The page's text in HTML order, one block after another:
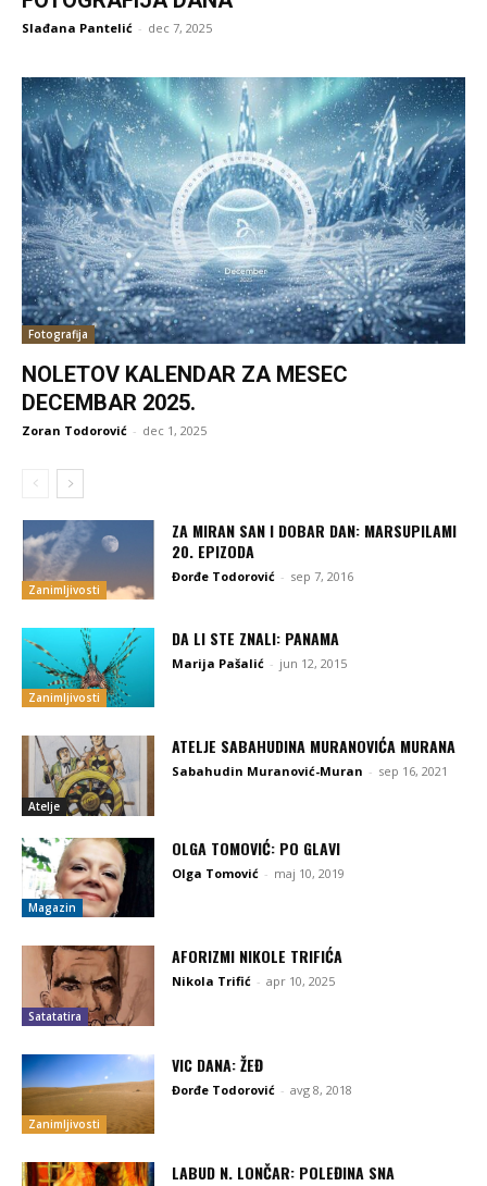
Slađana Pantelić - dec 7, 2025
Fotografija
NOLETOV KALENDAR ZA MESEC
DECEMBAR 2025.
Zoran Todorović - dec 1, 2025
Zanimljivosti
ZA MIRAN SAN I DOBAR DAN: MARSUPILAMI
20. EPIZODA
Đorđe Todorović - sep 7, 2016
Zanimljivosti
DA LI STE ZNALI: PANAMA
Marija Pašalić - jun 12, 2015
Atelje
ATELJE SABAHUDINA MURANOVIĆA MURANA
Sabahudin Muranović-Muran - sep 16, 2021
Magazin
OLGA TOMOVIĆ: PO GLAVI
Olga Tomović - maj 10, 2019
Satatatira
AFORIZMI NIKOLE TRIFIĆA
Nikola Trifić - apr 10, 2025
Zanimljivosti
VIC DANA: ŽEĐ
Đorđe Todorović - avg 8, 2018
LABUD N. LONČAR: POLEĐINA SNA